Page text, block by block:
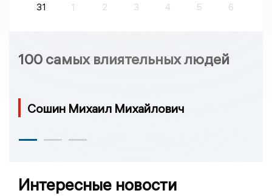
31
1 2 3 4 5 6
100 самых влиятельных людей
Сошин Михаил Михайлович
Интересные новости